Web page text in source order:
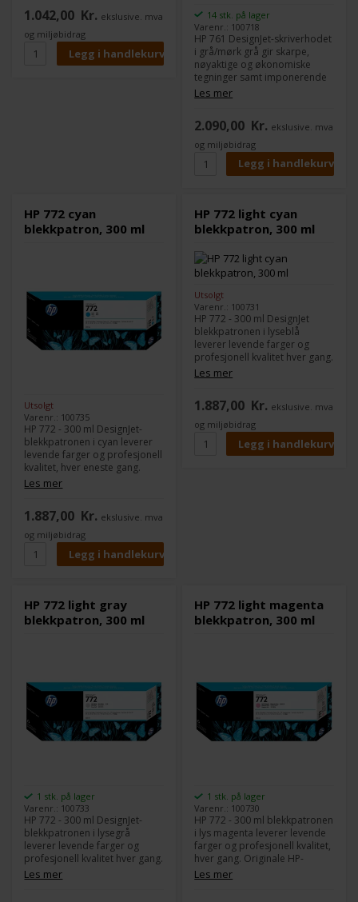
og sikrer HPs kvalitet og
pålitelighet. Antall per pakke: 1
- Farge: blå og grønn -
Pakkemål: 148 x 132 x 28 mm -
Vekt: 100 gram - Kompatibel
1.042,00 Kr. ekslusive. mva
og miljøbidrag
14 stk. på lager
Varenr.: 100718
HP 761 DesignJet-skriverhodet
i grå/mørk grå gir skarpe,
nøyaktige og økonomiske
tegninger samt imponerende
fargegjengivelser av høy
kvalitet. Det krever nesten
kan skrive ut uten problemer
og levere et perfekt resultat. -
Kompatibel med: DesignJet
T7100, T7200 Production
Printer.
Les mer
2.090,00 Kr. ekslusive. mva
og miljøbidrag
HP 772 cyan
blekkpatron, 300 ml
Utsolgt
Varenr.: 100735
HP 772 - 300 ml DesignJet-
blekkpatronen i cyan leverer
levende farger og profesjonell
kvalitet, hver eneste gang.
Originale HP-produkter er
problemfri utskrift. -
Kompatibel med: DesignJet
HD Pro MFP, SD Pro MFP,
Z5200 PostScript, Z5400
PostScript ePrinter
Les mer
1.887,00 Kr. ekslusive. mva
og miljøbidrag
HP 772 light cyan
blekkpatron, 300 ml
Utsolgt
Varenr.: 100731
HP 772 - 300 ml DesignJet
blekkpatronen i lyseblå
leverer levende farger og
profesjonell kvalitet hver gang.
Originale HP-produkter er
designet sammen med
problemfri utskrift. -
Kompatibel med: DesignJet
HD Pro MFP, SD Pro MFP,
Z5200 PostScript, Z5400
PostScript ePrinter
Les mer
1.887,00 Kr. ekslusive. mva
og miljøbidrag
HP 772 light gray
blekkpatron, 300 ml
1 stk. på lager
Varenr.: 100733
HP 772 - 300 ml DesignJet-
blekkpatronen i lysegrå
leverer levende farger og
profesjonell kvalitet hver gang.
Originale HP-produkter er
designet sammen med
Les mer
HP 772 light magenta
blekkpatron, 300 ml
1 stk. på lager
Varenr.: 100730
HP 772 - 300 ml blekkpatronen
i lys magenta leverer levende
farger og profesjonell kvalitet,
hver gang. Originale HP-
produkter er designet
sammen med skriveren for å
Les mer